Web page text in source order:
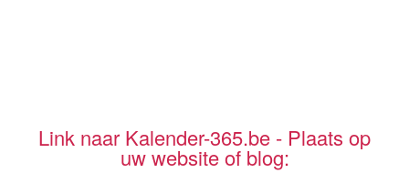
Link naar Kalender-365.be - Plaats op
uw website of blog: